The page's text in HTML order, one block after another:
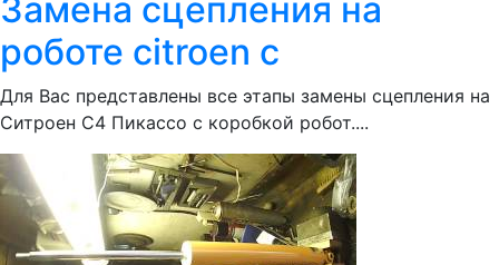
Замена сцепления на
роботе citroen c
Для Вас представлены все этапы замены сцепления на
Ситроен С4 Пикассо с коробкой робот....